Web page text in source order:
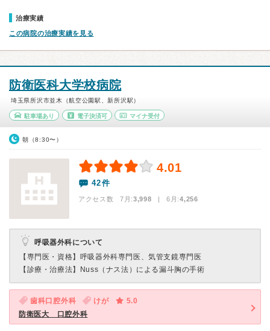
治療実績
この病院の治療実績を見る
防衛医科大学校病院
埼玉県所沢市並木（航空公園駅、新所沢駅）
駐車場あり 電子決済可 マイナ受付
朝（8:30〜）
4.01
42件
アクセス数 7月:3,998 | 6月:4,256
呼吸器外科について
【専門医・資格】 呼吸器外科専門医、気管支鏡専門医
【診療・治療法】
Nuss（ナス法）による漏斗胸の手術
歯科口腔外科 けが
5.0
防衛医大 口腔外科